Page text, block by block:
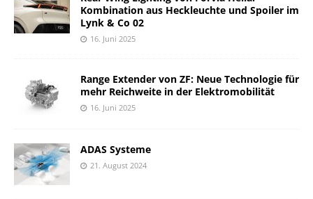
Kombination aus Heckleuchte und Spoiler im
Lynk & Co 02
16. Juni 2025
Range Extender von ZF: Neue Technologie für
mehr Reichweite in der Elektromobilität
16. Juni 2025
ADAS Systeme
21. August 2024